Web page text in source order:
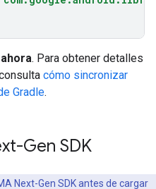
. Para obtener detalles
cómo sincronizar
Gradle.
Gen SDK
Next-Gen SDKantes de cargar